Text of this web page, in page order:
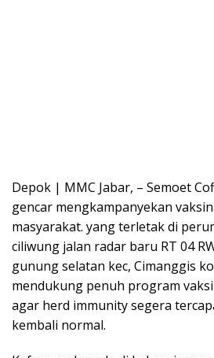
Depok | MMC Jabar, – Semoet
gencar mengkampanyekan
masyarakat. yang terletak di
ciliwung jalan radar baru RT 04
gunung selatan kec, Cimanggis
mendukung penuh program
agar herd immunity segera
kembali normal.